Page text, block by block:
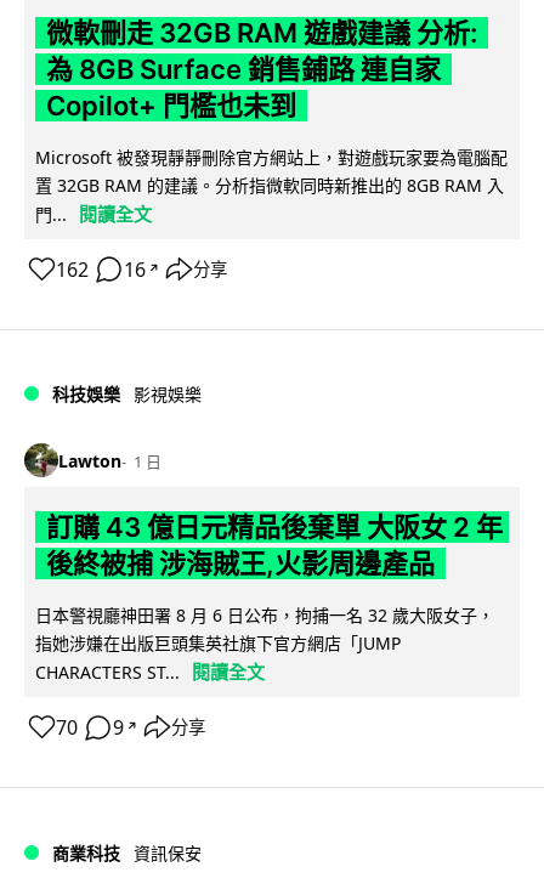
微軟刪走 32GB RAM 遊戲建議 分析:
為 8GB Surface 銷售鋪路 連自家
Copilot+ 門檻也未到
Microsoft 被發現靜靜刪除官方網站上，對遊戲玩家要為電腦配
置 32GB RAM 的建議。分析指微軟同時新推出的 8GB RAM 入
門...
閱讀全文
162 16 ↗ 分享
科技娛樂 影視娛樂
Lawton 1 日
訂購 43 億日元精品後棄單 大阪女 2 年
後終被捕 涉海賊王,火影周邊產品
日本警視廳神田署 8 月 6 日公布，拘捕一名 32 歲大阪女子，
指她涉嫌在出版巨頭集英社旗下官方網店「JUMP
CHARACTERS ST...
閱讀全文
70 9 ↗ 分享
商業科技 資訊保安